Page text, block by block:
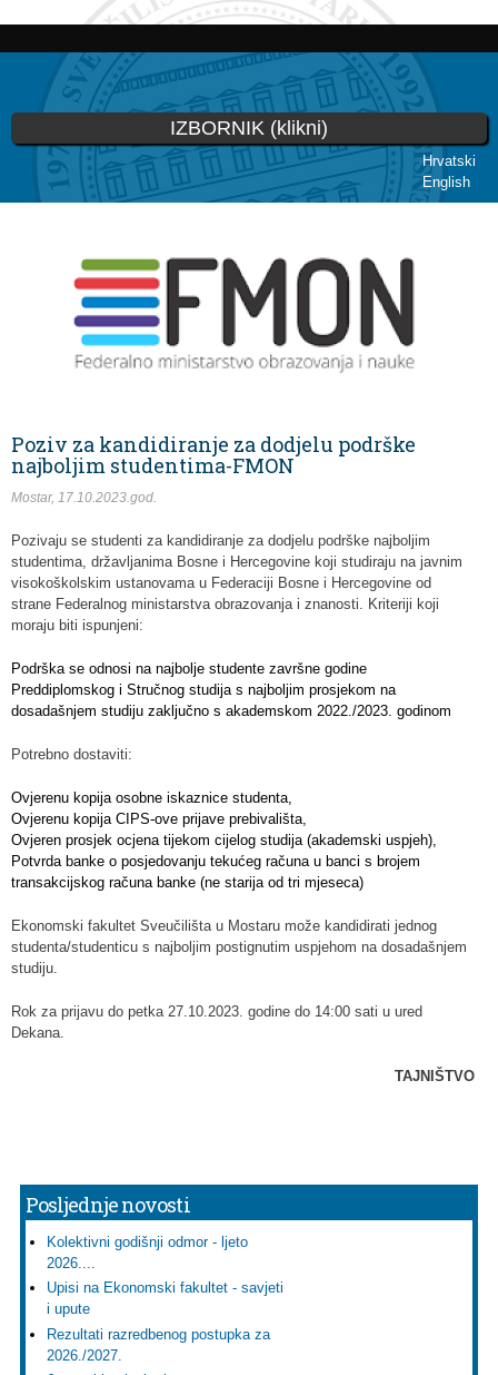
Skoči
glavni
sadržaj
Hrvatski
English
IZBORNIK (klikni)
Poziv za kandidiranje za dodjelu podrške
najboljim studentima-FMON
Mostar, 17.10.2023.god.
Pozivaju se studenti za kandidiranje za dodjelu podrške najboljim
studentima, državljanima Bosne i Hercegovine koji studiraju na javnim
visokoškolskim ustanovama u Federaciji Bosne i Hercegovine od
strane Federalnog ministarstva obrazovanja i znanosti. Kriteriji koji
moraju biti ispunjeni:
Podrška se odnosi na najbolje studente završne godine
Preddiplomskog i Stručnog studija s najboljim prosjekom na
dosadašnjem studiju zaključno s akademskom 2022./2023. godinom
Potrebno dostaviti:
Ovjerenu kopija osobne iskaznice studenta,
Ovjerenu kopija CIPS-ove prijave prebivališta,
Ovjeren prosjek ocjena tijekom cijelog studija (akademski uspjeh),
Potvrda banke o posjedovanju tekućeg računa u banci s brojem
transakcijskog računa banke (ne starija od tri mjeseca)
Ekonomski fakultet Sveučilišta u Mostaru može kandidirati jednog
studenta/studenticu s najboljim postignutim uspjehom na dosadašnjem
studiju.
Rok za prijavu do petka 27.10.2023. godine do 14:00 sati u ured
Dekana.
TAJNIŠTVO
Posljednje novosti
Kolektivni godišnji odmor - ljeto
2026....
Upisi na Ekonomski fakultet - savjeti
i upute
Rezultati razredbenog postupka za
2026./2027.